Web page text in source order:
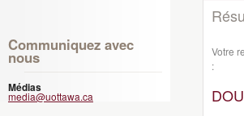
Communiquez avec
nous
Médias
media@uottawa.ca
Votre
: